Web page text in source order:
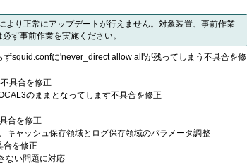
り正常にアップデートが行えません。対象装置、事前作業
ず事前作業を実施ください。
squid.confに'never_direct allow all'が残ってしまう不具合を修
具合を修正
のままとなってします不具合を修正
合を修正
キャッシュ保存領域とログ保存領域のパラメータ調整
合を修正
ない問題に対応